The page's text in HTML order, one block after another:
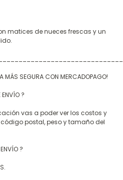
matices de nueces frescas y un
MÁS SEGURA CON MERCADOPAGO!
?
vas a poder ver los costos y
postal, peso y tamaño del
?